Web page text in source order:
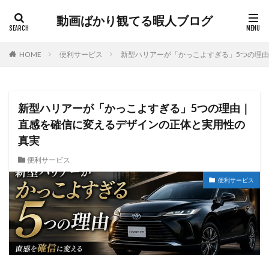
動画ばかり観てる暇人ブログ
HOME 便利サービス 新型ハリアーが「かっこよすぎる」5つの理
新型ハリアーが「かっこよすぎる」5つの理由｜
直感を確信に変えるデザインの正体と実用性の
真実
便利サービス
便利サービス